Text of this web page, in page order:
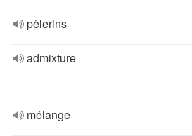
pèlerins
admixture
mélange